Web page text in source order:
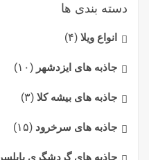
دسته بندی ها
انواع ویلا (۴)
جاذبه های ایزدشهر (۱۰)
جاذبه های بیشه کلا (۳)
جاذبه های سرخرود (۱۵)
جاذبه های گردشگری بابلسر